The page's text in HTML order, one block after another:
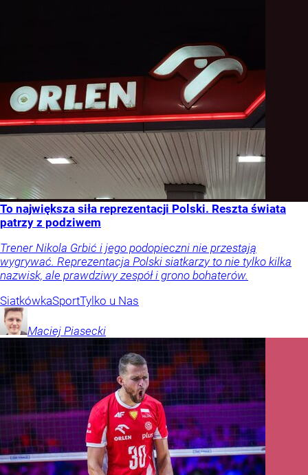
To największa siła reprezentacji Polski. Reszta świata
patrzy z podziwem
Trener Nikola Grbić i jego podopieczni nie przestają
wygrywać. Reprezentacja Polski siatkarzy to nie tylko kilka
nazwisk, ale prawdziwy zespół i grono bohaterów.
SiatkówkaSportTylko u Nas
Maciej Piasecki